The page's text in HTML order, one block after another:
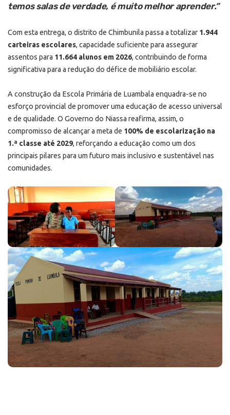
temos salas de verdade, é muito melhor aprender.”
Com esta entrega, o distrito de Chimbunila passa a totalizar 1.944
carteiras escolares, capacidade suficiente para assegurar
assentos para 11.664 alunos em 2026, contribuindo de forma
significativa para a redução do défice de mobiliário escolar.
A construção da Escola Primária de Luambala enquadra-se no
esforço provincial de promover uma educação de acesso universal
e de qualidade. O Governo do Niassa reafirma, assim, o
compromisso de alcançar a meta de 100% de escolarização na
1.ª classe até 2029, reforçando a educação como um dos
principais pilares para um futuro mais inclusivo e sustentável nas
comunidades.